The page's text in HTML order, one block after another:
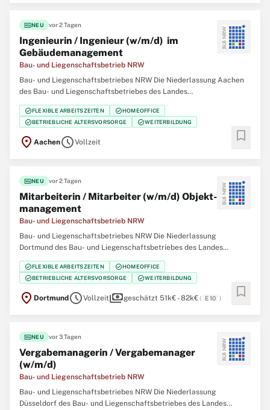
fiber_newNEU vor 2 Tagen
Ingenieurin / Ingenieur (w/m/d) im
Gebäude­management
Bau- und Liegenschaftsbetrieb NRW
Bau- und Liegenschaftsbetriebes NRW Die Niederlassung Aachen
des Bau- und Liegenschaftsbetriebes des Landes
Nordrhein‑Westfalen (BLB NRW) sucht für die Abteilung
Immobilienmanagement RWTH 1 zum nächstmöglichen Zeitpunkt
eine/einen Ingenieurin / Ingenieur (w/m/d) im Gebäudemanagement
check_circleFLEXIBLE ARBEITSZEITEN check_circleHOMEOFFICE
check_circleBETRIEBLICHE ALTERSVORSORGE check_circleWEITERBILDUNG
location_on AachenscheduleVollzeit bookmark
fiber_newNEU vor 2 Tagen
Mitarbeiterin / Mitarbeiter (w/m/d) Objekt­
management
Bau- und Liegenschaftsbetrieb NRW
Bau- und Liegenschaftsbetriebes NRW Die Niederlassung
Dortmund des Bau- und Liegenschaftsbetriebes des Landes
Nordrhein‑Westfalen (BLB NRW) sucht zum nächstmöglichen
Zeitpunkt eine/einen Mitarbeiterin / Mitarbeiter (w/m/d)
Objektmanagement Der Bau- und Liegenschaftsbetrieb NRW ist
check_circleFLEXIBLE ARBEITSZEITEN check_circleHOMEOFFICE
check_circleBETRIEBLICHE ALTERSVORSORGE check_circleWEITERBILDUNG
location_on Dortmund scheduleVollzeitpaymentsgeschätzt 51k€ - 82k€( E 10 ) bookmark
fiber_newNEU vor 3 Tagen
Vergabemanagerin / Vergabemanager
(w/m/d)
Bau- und Liegenschaftsbetrieb NRW
Bau- und Liegenschaftsbetriebes NRW Die Niederlassung
Düsseldorf des Bau- und Liegenschaftsbetriebes des Landes